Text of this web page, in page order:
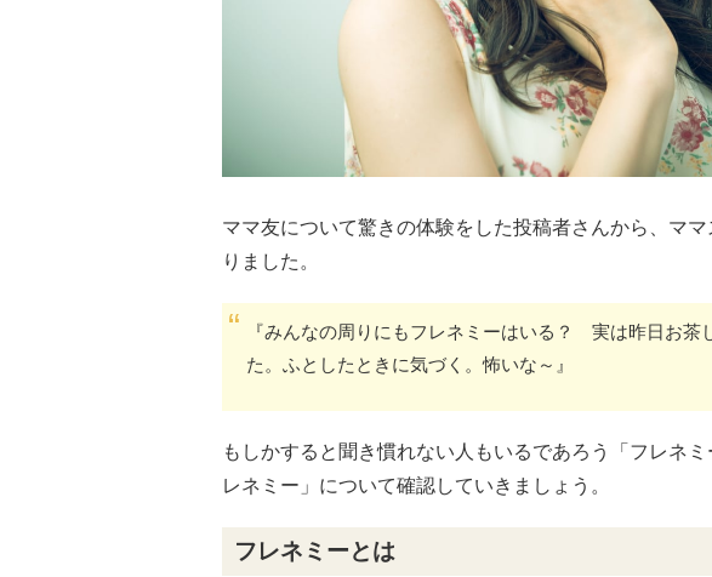
ママ友について驚きの体験をした投稿者さんから、マ
りました。
『みんなの周りにもフレネミーはいる？ 実は昨日お茶
た。ふとしたときに気づく。怖いな～』
もしかすると聞き慣れない人もいるであろう「フレネ
レネミー」について確認していきましょう。
フレネミーとは